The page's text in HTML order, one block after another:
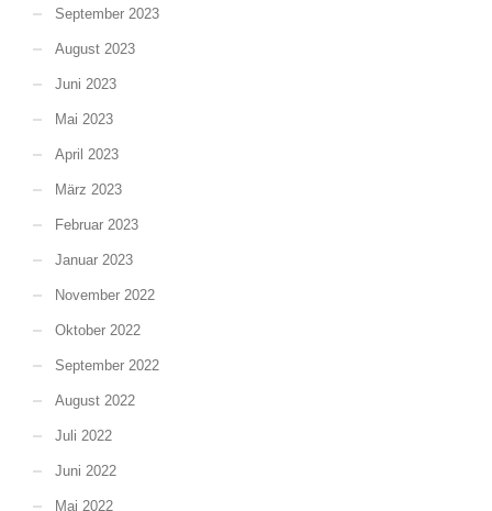
September 2023
August 2023
Juni 2023
Mai 2023
April 2023
März 2023
Februar 2023
Januar 2023
November 2022
Oktober 2022
September 2022
August 2022
Juli 2022
Juni 2022
Mai 2022